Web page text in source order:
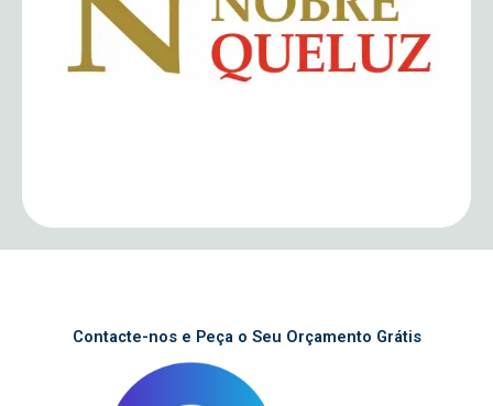
Contacte-nos e Peça o Seu Orçamento Grátis